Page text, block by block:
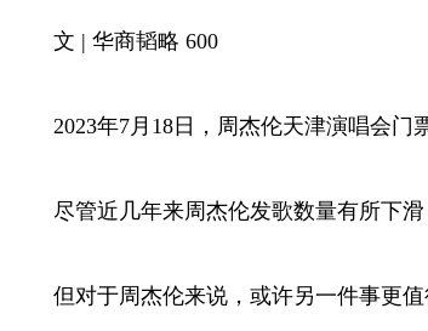
文 | 华商韬略 600
2023年7月18日，周杰伦天津演唱会门
尽管近几年来周杰伦发歌数量有所下滑
但对于周杰伦来说，或许另一件事更值